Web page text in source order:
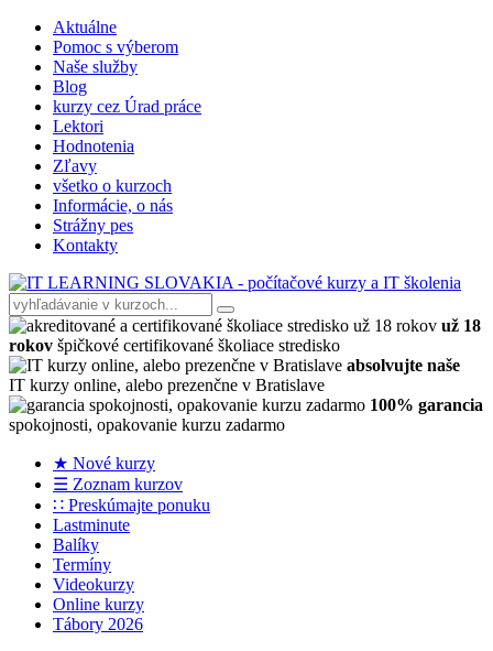
Aktuálne
Pomoc s výberom
Naše služby
Blog
kurzy cez Úrad práce
Lektori
Hodnotenia
Zľavy
všetko o kurzoch
Informácie, o nás
Strážny pes
Kontakty
už 18
rokov špičkové certifikované školiace stredisko
absolvujte naše
IT kurzy online, alebo prezenčne v Bratislave
100% garancia
spokojnosti, opakovanie kurzu zadarmo
★ Nové kurzy
☰ Zoznam kurzov
∷ Preskúmajte ponuku
Lastminute
Balíky
Termíny
Videokurzy
Online kurzy
Tábory 2026